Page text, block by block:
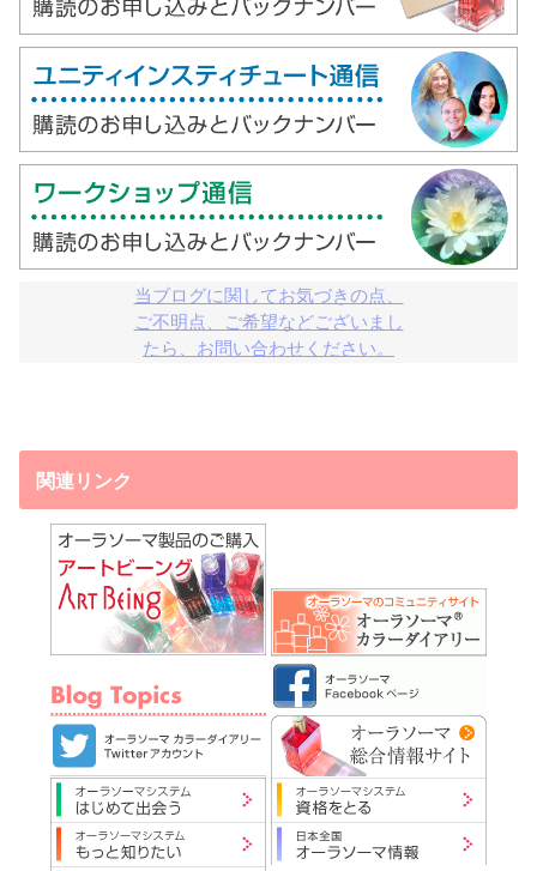
当ブログに関してお気づきの点、
ご不明点、ご希望などございまし
たら、お問い合わせください。
関連リンク